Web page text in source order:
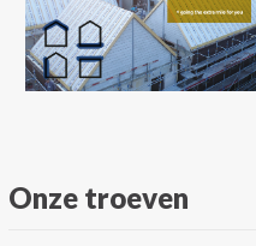
Onze troeven